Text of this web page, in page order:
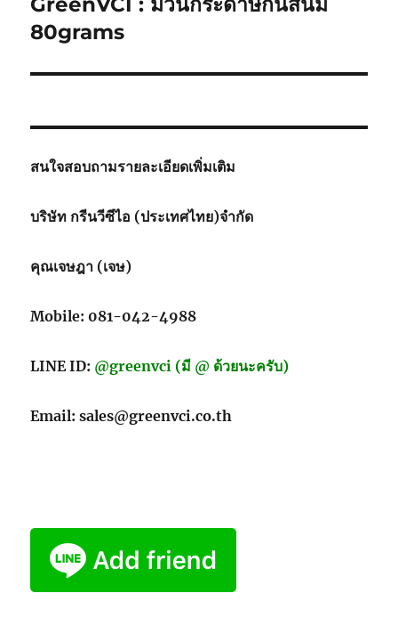
post:
80grams
สนใจสอบถามรายละเอียดเพิ่มเติม
บริษัท กรีนวีซีไอ (ประเทศไทย)จำกัด
คุณเจษฎา (เจษ)
Mobile: 081-042-4988
LINE ID: @greenvci (มี @ ด้วยนะครับ)
Email: sales@greenvci.co.th